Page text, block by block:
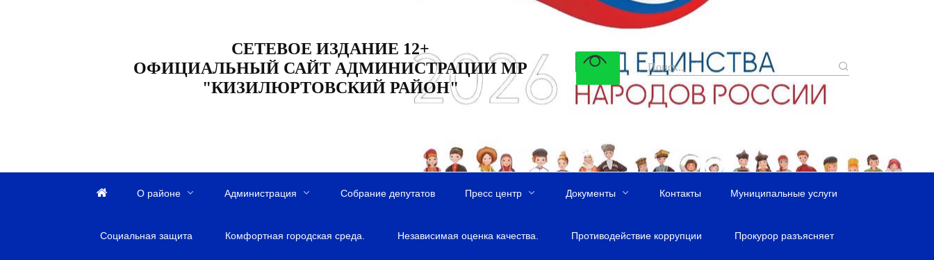
СЕТЕВОЕ ИЗДАНИЕ 12+
ОФИЦИАЛЬНЫЙ САЙТ АДМИНИСТРАЦИИ МР
"КИЗИЛЮРТОВСКИЙ РАЙОН"
а
О районе Администрация Собрание депутатов Пресс центр Документы Контакты Муниципальные услуги
Социальная защита Комфортная городская среда. Независимая оценка качества. Противодействие коррупции Прокурор разъясняет